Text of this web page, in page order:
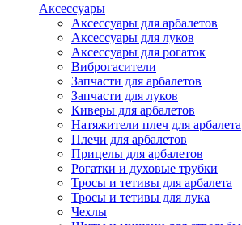
Аксессуары
Аксессуары для арбалетов
Аксессуары для луков
Аксессуары для рогаток
Виброгасители
Запчасти для арбалетов
Запчасти для луков
Киверы для арбалетов
Натяжители плеч для арбалета
Плечи для арбалетов
Прицелы для арбалетов
Рогатки и духовые трубки
Тросы и тетивы для арбалета
Тросы и тетивы для лука
Чехлы